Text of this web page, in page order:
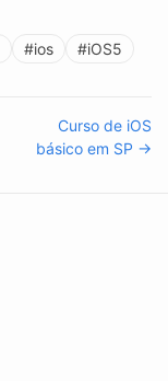
#ios #iOS5
Curso de iOS
básico em SP →